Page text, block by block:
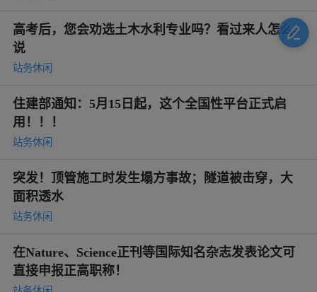
高考后，您会劝选土木水利专业吗？看过来人怎么
说
站务休闲
住建部通知：5月15日起，这个全国性平台正式启
用！！！
站务休闲
突发！顶管施工时发生塌方事故；隧道被击穿，大
面积透水
站务休闲
在Nature、Science正刊等国际知名杂志发表论文可
直接申报正高职称！